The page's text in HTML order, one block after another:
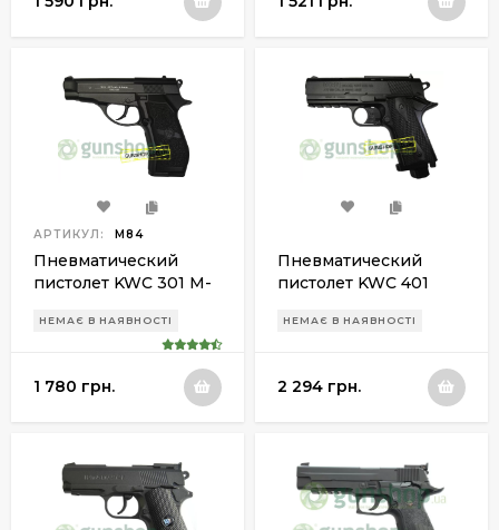
АРТИКУЛ: M84
Пневматический
пистолет KWC 301 M-
НЕМАЄ В НАЯВНОСТІ
1 780 грн.
Пневматический
пистолет KWC 401
НЕМАЄ В НАЯВНОСТІ
2 294 грн.